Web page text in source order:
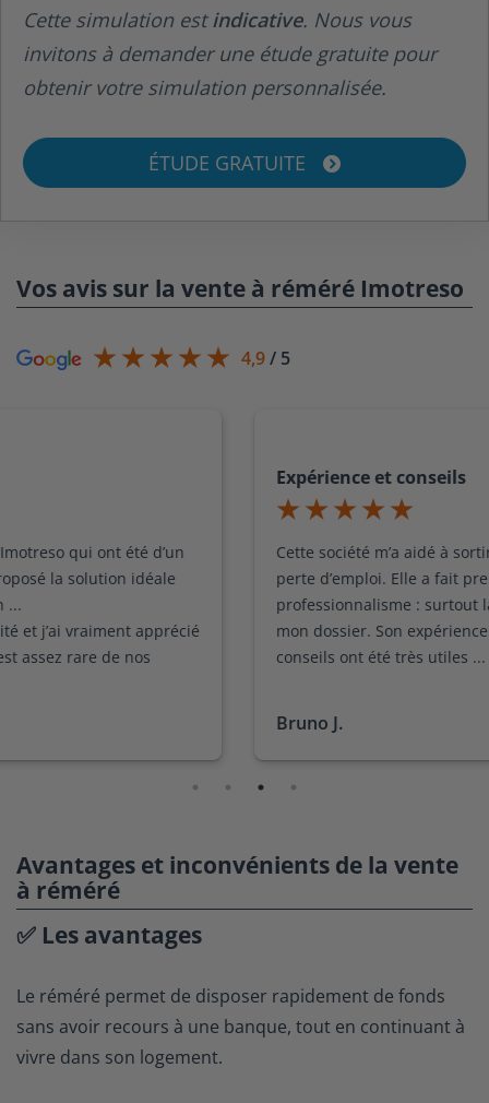
Cette simulation est indicative. Nous vous
invitons à demander une étude gratuite pour
obtenir votre simulation personnalisée.
ÉTUDE GRATUITE
Vos avis sur la vente à réméré Imotreso
4,9/ 5
Cette société m’a aidé à sortir d’un mauvais pas du à la
perte d’emploi. Elle a fait preuve d’un très grand
professionnalisme : surtout la personne en charge de
mon dossier. Son expérience en la matière et ses
conseils ont été très utiles ...
Avantages et inconvénients de la vente
à réméré
✅ Les avantages
Le réméré permet de disposer rapidement de fonds
sans avoir recours à une banque, tout en continuant à
vivre dans son logement.